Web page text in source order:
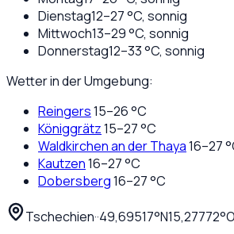
Dienstag12–27°C, sonnig
Mittwoch13–29°C, sonnig
Donnerstag12–33°C, sonnig
Wetter in der Umgebung:
Reingers15–26°C
Königgrätz15–27°C
Waldkirchen an der Thaya16–27
Kautzen16–27°C
Dobersberg16–27°C
Tschechien··49,69517°N15,27772°O